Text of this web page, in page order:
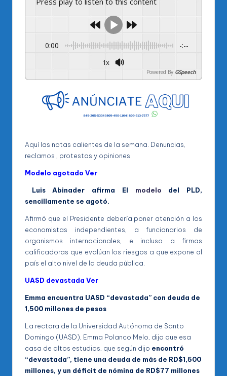
0:00 -:--
1x
Powered By GSpeech
Aquí las notas calientes de la semana. Denuncias,
reclamos , protestas y opiniones
Modelo agotado Ver
Luis Abinader afirma El modelo del PLD,
sencillamente se agotó.
Afirmó que el Presidente debería poner atención a los
economistas independientes, a funcionarios de
organismos internacionales, e incluso a firmas
calificadoras que evalúan los riesgos a que expone al
país el alto nivel de la deuda pública.
UASD devastada Ver
Emma encuentra UASD “devastada” con deuda de
1,500 millones de pesos
La rectora de la Universidad Autónoma de Santo
Domingo (UASD), Emma Polanco Melo, dijo que esa
casa de altos estudios, que según dijo encontró
“devastada”, tiene una deuda de más de RD$1,500
millones, y un déficit de nómina de RD$77 millones